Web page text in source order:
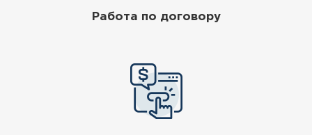
Работа по договору